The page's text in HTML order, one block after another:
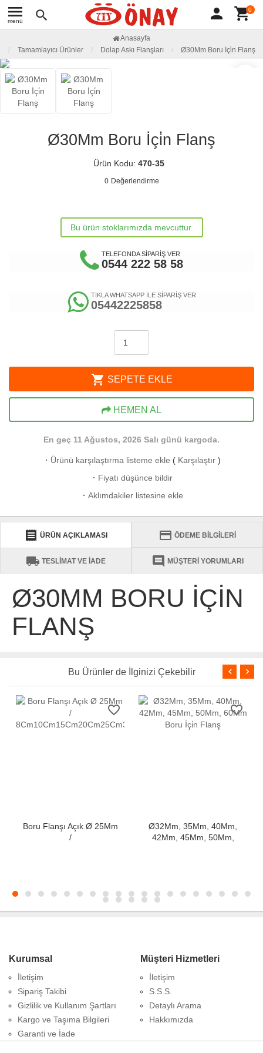
menu
menü search person shopping_cart0
Anasayfa
Tamamlayıcı Ürünler
Dolap Askı Flanşları Ø30Mm Boru İçi̇n Flanş
Ø30Mm Boru İçi̇n Flanş
Ürün Kodu: 470-35
0 Değerlendirme
Bu ürün stoklarımızda mevcuttur.
TELEFONDA SİPARİŞ VER
0544 222 58 58
TIKLA WHATSAPP İLE SİPARİŞ VER
05442225858
shopping_cart SEPETE EKLE
HEMEN AL
En geç 11 Ağustos, 2026 Salı günü kargoda.
· Ürünü karşılaştırma listeme ekle ( Karşılaştır)
· Fiyatı düşünce bildir
· Aklımdakiler listesine ekle
receipt ÜRÜN AÇIKLAMASI credit_card ÖDEME BİLGİLERİ
local_shipping TESLİMAT VE İADE comment MÜŞTERİ YORUMLARI
Ø30MM BORU İÇİN
FLANŞ
Bu Ürünler de İlginizi Çekebilir
favorite_border
Boru Flanşı Açık Ø 25Mm
/
favorite_border
Ø32Mm, 35Mm, 40Mm,
42Mm, 45Mm, 50Mm,
Kurumsal
İletişim
Sipariş Takibi
Gizlilik ve Kullanım Şartları
Kargo ve Taşıma Bilgileri
Garanti ve İade
Müşteri Hizmetleri
İletişim
S.S.S.
Detaylı Arama
Hakkımızda